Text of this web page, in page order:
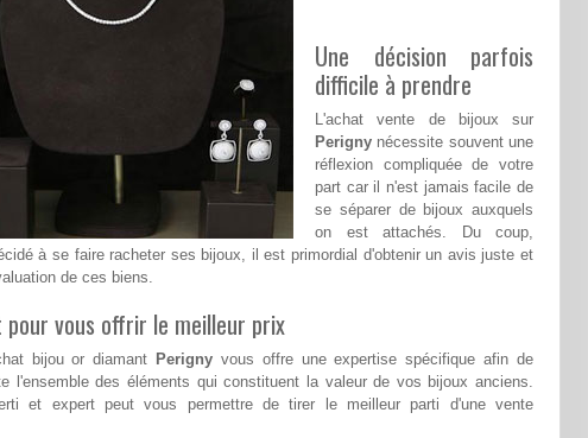
Une décision parfois
difficile à prendre
L'achat vente de bijoux sur
Perigny nécessite souvent une
réflexion compliquée de votre
part car il n'est jamais facile de
se séparer de bijoux auxquels
on est attachés. Du coup,
à se faire racheter ses bijoux, il est primordial d'obtenir un avis juste et
de ces biens.
pour vous offrir le meilleur prix
bijou or diamant Perigny vous offre une expertise spécifique afin de
l'ensemble des éléments qui constituent la valeur de vos bijoux anciens.
et expert peut vous permettre de tirer le meilleur parti d'une vente